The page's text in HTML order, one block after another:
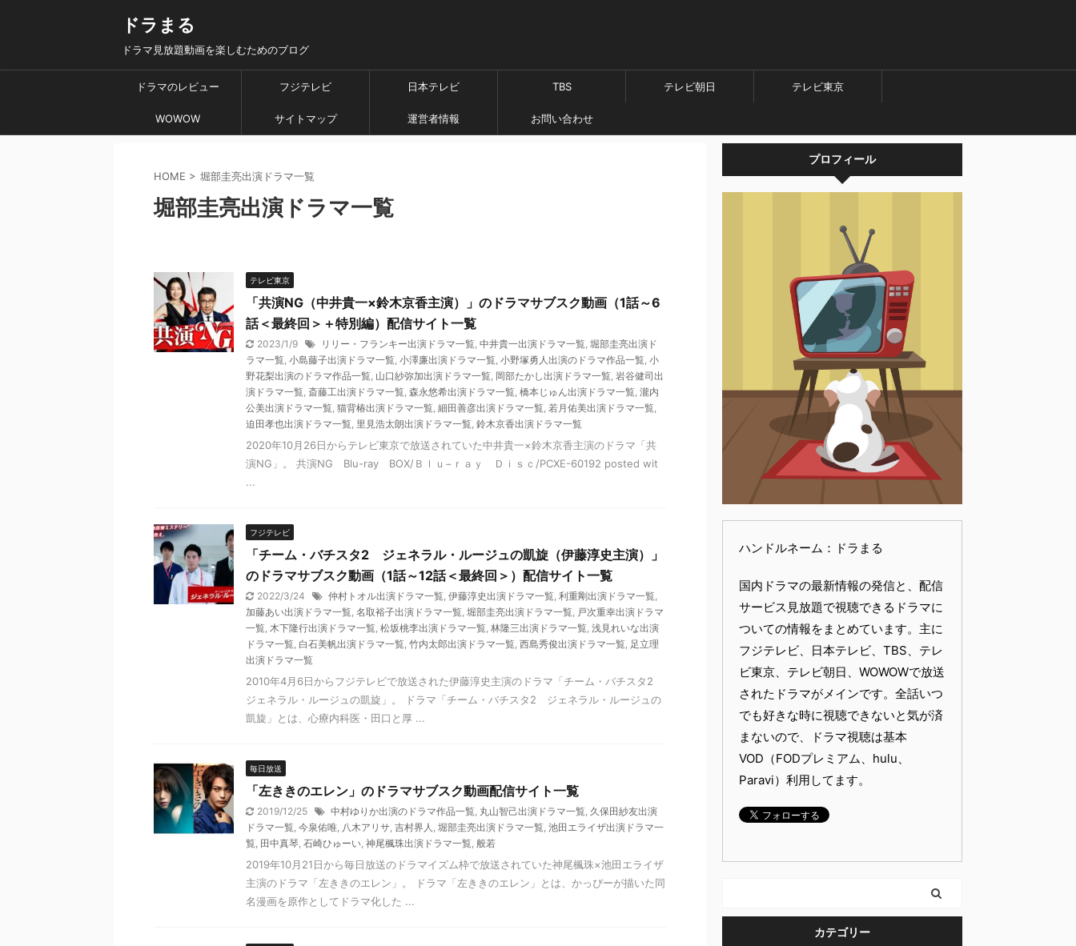
ドラまる
ドラマ見放題動画を楽しむためのブログ
ドラマのレビュー フジテレビ 日本テレビ TBS テレビ朝日 テレビ東京
WOWOW サイトマップ 運営者情報 お問い合わせ
HOME > 堀部圭亮出演ドラマ一覧
堀部圭亮出演ドラマ一覧
テレビ東京
「共演NG（中井貴一×鈴木京香主演）」のドラマサブスク動画（1話～6
話＜最終回＞＋特別編）配信サイト一覧
2023/1/9 リリー・フランキー出演ドラマ一覧, 中井貴一出演ドラマ一覧, 堀部圭亮出演ド
ラマ一覧, 小島藤子出演ドラマ一覧, 小澤廉出演ドラマ一覧, 小野塚勇人出演のドラマ作品一覧, 小
野花梨出演のドラマ作品一覧, 山口紗弥加出演ドラマ一覧, 岡部たかし出演ドラマ一覧, 岩谷健司出
演ドラマ一覧, 斎藤工出演ドラマ一覧, 森永悠希出演ドラマ一覧, 橋本じゅん出演ドラマ一覧, 瀧内
公美出演ドラマ一覧, 猫背椿出演ドラマ一覧, 細田善彦出演ドラマ一覧, 若月佑美出演ドラマ一覧,
迫田孝也出演ドラマ一覧, 里見浩太朗出演ドラマ一覧, 鈴木京香出演ドラマ一覧
2020年10月26日からテレビ東京で放送されていた中井貴一×鈴木京香主演のドラマ「共
演NG」。 共演NG Blu-ray BOX/Ｂｌｕ−ｒａｙ Ｄｉｓｃ/PCXE-60192 posted wit
...
フジテレビ
「チーム・バチスタ2 ジェネラル・ルージュの凱旋（伊藤淳史主演）」
のドラマサブスク動画（1話～12話＜最終回＞）配信サイト一覧
2022/3/24 仲村トオル出演ドラマ一覧, 伊藤淳史出演ドラマ一覧, 利重剛出演ドラマ一覧,
加藤あい出演ドラマ一覧, 名取裕子出演ドラマ一覧, 堀部圭亮出演ドラマ一覧, 戸次重幸出演ドラマ
一覧, 木下隆行出演ドラマ一覧, 松坂桃李出演ドラマ一覧, 林隆三出演ドラマ一覧, 浅見れいな出演
ドラマ一覧, 白石美帆出演ドラマ一覧, 竹内太郎出演ドラマ一覧, 西島秀俊出演ドラマ一覧, 足立理
出演ドラマ一覧
2010年4月6日からフジテレビで放送された伊藤淳史主演のドラマ「チーム・バチスタ2
ジェネラル・ルージュの凱旋」。 ドラマ「チーム・バチスタ2 ジェネラル・ルージュの
凱旋」とは、心療内科医・田口と厚 ...
毎日放送
「左ききのエレン」のドラマサブスク動画配信サイト一覧
2019/12/25 中村ゆりか出演のドラマ作品一覧, 丸山智己出演ドラマ一覧, 久保田紗友出演
ドラマ一覧, 今泉佑唯, 八木アリサ, 吉村界人 , 堀部圭亮出演ドラマ一覧, 池田エライザ出演ドラマ一
覧, 田中真琴, 石崎ひゅーい, 神尾楓珠出演ドラマ一覧, 般若
2019年10月21日から毎日放送のドラマイズム枠で放送されていた神尾楓珠×池田エライザ
主演のドラマ「左ききのエレン」。 ドラマ「左ききのエレン」とは、かっぴーが描いた同
名漫画を原作としてドラマ化した ...
プロフィール
ハンドルネーム：ドラまる
国内ドラマの最新情報の発信と、配信
サービス見放題で視聴できるドラマに
ついての情報をまとめています。主に
フジテレビ、日本テレビ、TBS、テレ
ビ東京、テレビ朝日、WOWOWで放送
されたドラマがメインです。全話いつ
でも好きな時に視聴できないと気が済
まないので、ドラマ視聴は基本
VOD（FODプレミアム、hulu、
Paravi）利用してます。
カテゴリー